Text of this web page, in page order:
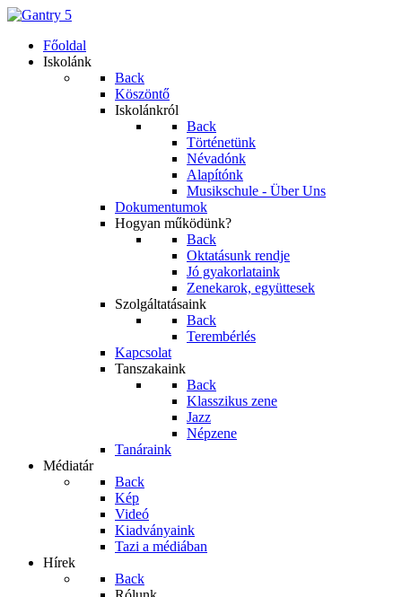
Főoldal
Iskolánk
Back
Köszöntő
Iskolánkról
Back
Történetünk
Névadónk
Alapítónk
Musikschule - Über Uns
Dokumentumok
Hogyan működünk?
Back
Oktatásunk rendje
Jó gyakorlataink
Zenekarok, együttesek
Szolgáltatásaink
Back
Terembérlés
Kapcsolat
Tanszakaink
Back
Klasszikus zene
Jazz
Népzene
Tanáraink
Médiatár
Back
Kép
Videó
Kiadványaink
Tazi a médiában
Hírek
Back